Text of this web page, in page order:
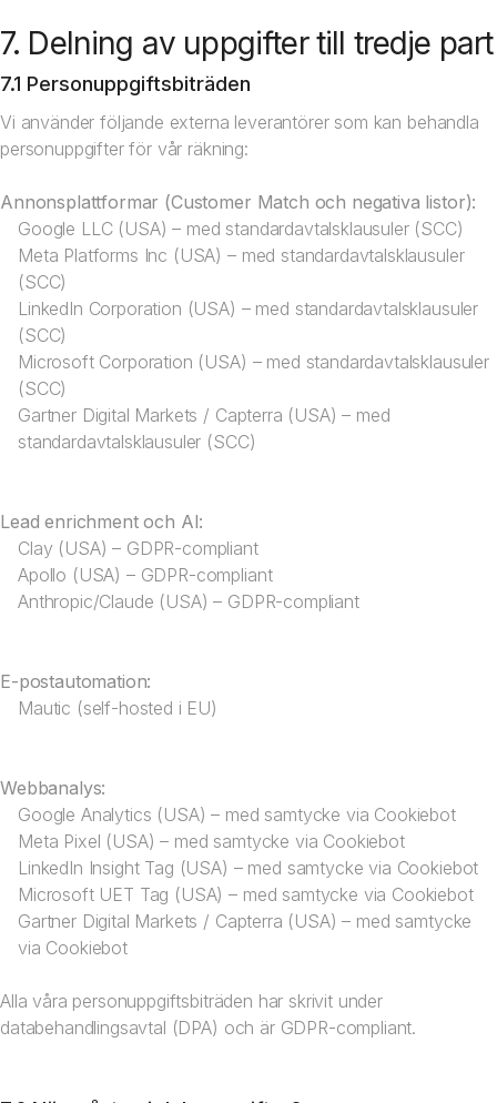
7. Delning av uppgifter till tredje part
7.1 Personuppgiftsbiträden
Vi använder följande externa leverantörer som kan behandla
personuppgifter för vår räkning:
Annonsplattformar (Customer Match och negativa listor):
Google LLC (USA) – med standardavtalsklausuler (SCC)
Meta Platforms Inc (USA) – med standardavtalsklausuler
(SCC)
LinkedIn Corporation (USA) – med standardavtalsklausuler
(SCC)
Microsoft Corporation (USA) – med standardavtalsklausuler
(SCC)
Gartner Digital Markets / Capterra (USA) – med
standardavtalsklausuler (SCC)
Lead enrichment och AI:
Clay (USA) – GDPR-compliant
Apollo (USA) – GDPR-compliant
Anthropic/Claude (USA) – GDPR-compliant
E-postautomation:
Mautic (self-hosted i EU)
Webbanalys:
Google Analytics (USA) – med samtycke via Cookiebot
Meta Pixel (USA) – med samtycke via Cookiebot
LinkedIn Insight Tag (USA) – med samtycke via Cookiebot
Microsoft UET Tag (USA) – med samtycke via Cookiebot
Gartner Digital Markets / Capterra (USA) – med samtycke
via Cookiebot
Alla våra personuppgiftsbiträden har skrivit under
databehandlingsavtal (DPA) och är GDPR-compliant.